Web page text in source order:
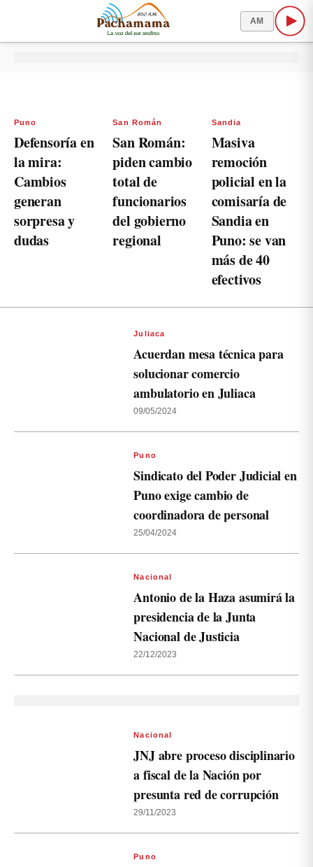
AM
Puno
Defensoría en
la mira:
Cambios
generan
sorpresa y
dudas
San Román
San Román:
piden cambio
total de
funcionarios
del gobierno
regional
Sandia
Masiva
remoción
policial en la
comisaría de
Sandia en
Puno: se van
más de 40
efectivos
Juliaca
Acuerdan mesa técnica para
solucionar comercio
ambulatorio en Juliaca
09/05/2024
Puno
Sindicato del Poder Judicial en
Puno exige cambio de
coordinadora de personal
25/04/2024
Nacional
Antonio de la Haza asumirá la
presidencia de la Junta
Nacional de Justicia
22/12/2023
Nacional
JNJ abre proceso disciplinario
a fiscal de la Nación por
presunta red de corrupción
29/11/2023
Puno